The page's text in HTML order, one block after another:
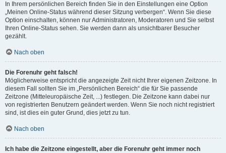
In Ihrem persönlichen Bereich finden Sie in den Einstellungen eine Option
„Meinen Online-Status während dieser Sitzung verbergen“. Wenn Sie diese
Option einschalten, können nur Administratoren, Moderatoren und Sie selbst
Ihren Online-Status sehen. Sie werden dann als unsichtbarer Besucher
gezählt.
Nach oben
Die Forenuhr geht falsch!
Möglicherweise entspricht die angezeigte Zeit nicht Ihrer eigenen Zeitzone. In
diesem Fall sollten Sie im „Persönlichen Bereich“ die für Sie passende
Zeitzone (Mitteleuropäische Zeit, ...) festlegen. Die Zeitzone kann dabei nur
von registrierten Benutzern geändert werden. Wenn Sie noch nicht registriert
sind, ist dies ein guter Grund, dies jetzt zu tun.
Nach oben
Ich habe die Zeitzone eingestellt, aber die Forenuhr geht immer noch